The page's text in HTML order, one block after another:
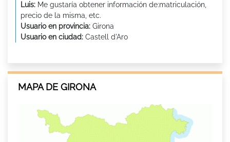
Luis: Me gustaría obtener información de:matriculación,
precio de la misma, etc.
Usuario en provincia: Girona
Usuario en ciudad: Castell d'Aro
MAPA DE GIRONA